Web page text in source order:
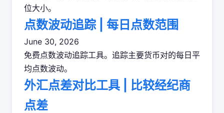
位大小。
点数波动追踪 | 每日点数范围
June 30, 2026
免费点数波动追踪工具。追踪主要货币对的每日平
均点数波动。
外汇点差对比工具 | 比较经纪商
点差